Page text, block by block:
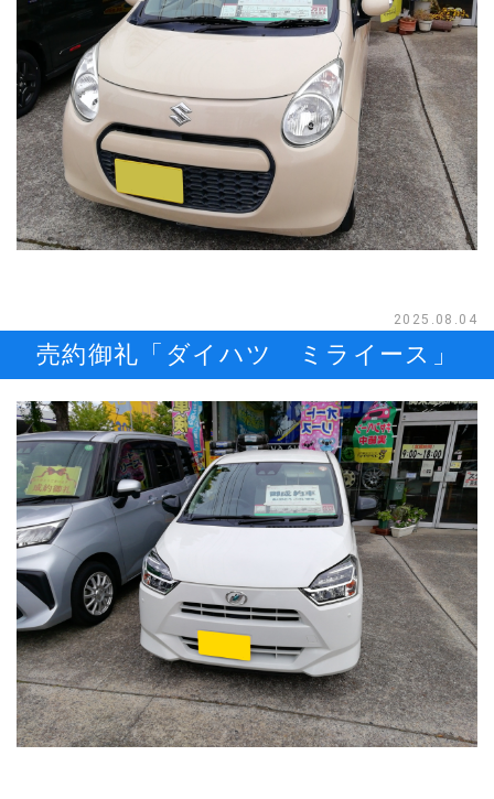
2025.08.04
売約御礼「ダイハツ ミライース」